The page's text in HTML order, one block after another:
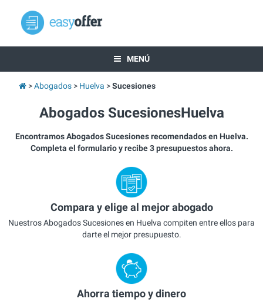
MENÚ
Abogados Huelva Sucesiones
Abogados SucesionesHuelva
Encontramos Abogados Sucesiones recomendados en Huelva.
Completa el formulario y recibe 3 presupuestos ahora.
Compara y elige al mejor abogado
Nuestros Abogados Sucesiones en Huelva compiten entre ellos para
darte el mejor presupuesto.
Ahorra tiempo y dinero